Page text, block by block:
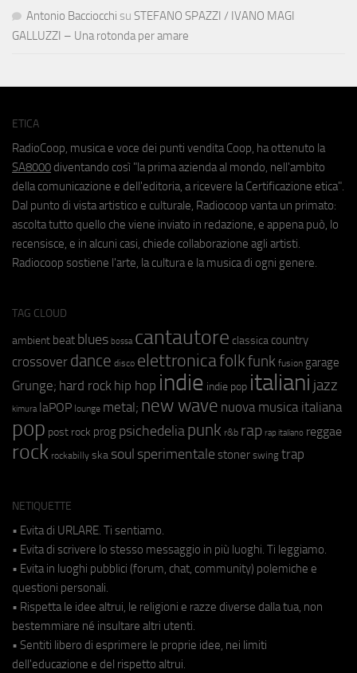
Antonio Bacciocchi su STEFANO SPAZZI / IVANO MAGI
GALLUZZI – Una rotonda per amare
ETICA
RadioCoop, musica e voce dei punti vendita Coop, ha ottenuto la
SA8000 diventando così "la prima azienda al mondo, nell'ambito
della comunicazione e dell'editoria, a ricevere la Certificazione etica".
Dal punto di vista artistico e culturale, Radiocoop vanta un primato:
ascolta tutto quello che viene inviato in redazione, e appena può, lo
recensisce, e in alcuni casi, chiede collaborazione agli artisti.
Radiocoop sostiene l'arte, la cultura e la musica di ogni genere.
TAG CLOUD
ambient beat blues bossa cantautore classica country
crossover dance disco elettronicafolkfunk fusion garage
Grunge; hard rock hip hop indie indie pop italiani jazz
kimura laPOP lounge metal; new wave nuova musica italiana
pop post rock prog psichedeliapunk r&b rap rap italiano reggae
rock rockabilly ska soul sperimentale stoner swing trap
NETIQUETTE
• Evita di URLARE. Ti sentiamo.
• Evita di scrivere lo stesso messaggio in più luoghi. Ti leggiamo.
• Evita in luoghi pubblici (forum, chat, community) polemiche e
questioni personali.
• Rispetta le idee altrui, le religioni e razze diverse dalla tua, non
bestemmiare né insultare altri utenti.
• Sentiti libero di esprimere le proprie idee, nei limiti
dell'educazione e del rispetto altrui.